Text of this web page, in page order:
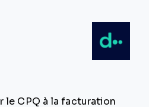
le CPQ à la facturation